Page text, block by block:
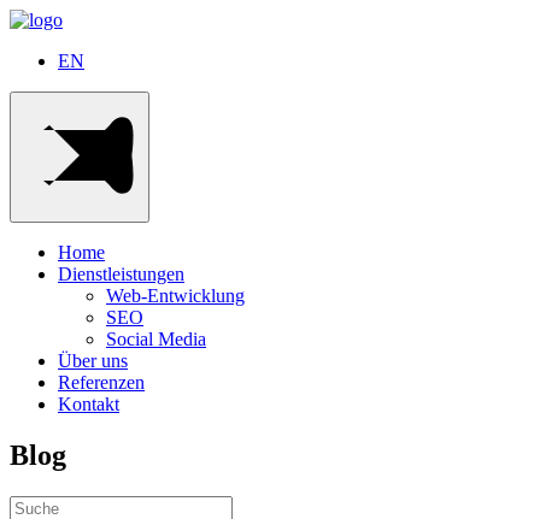
EN
Home
Dienstleistungen
Web-Entwicklung
SEO
Social Media
Über uns
Referenzen
Kontakt
Blog